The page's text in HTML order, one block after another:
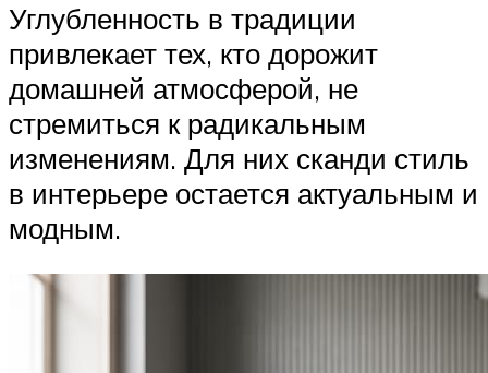
Углубленность в традиции
привлекает тех, кто дорожит
домашней атмосферой, не
стремиться к радикальным
изменениям. Для них сканди стиль
в интерьере остается актуальным и
модным.